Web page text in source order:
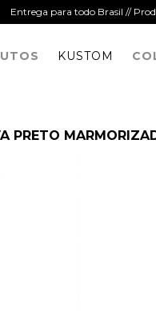
Entrega para todo Brasil //
KUSTOM
PRETO